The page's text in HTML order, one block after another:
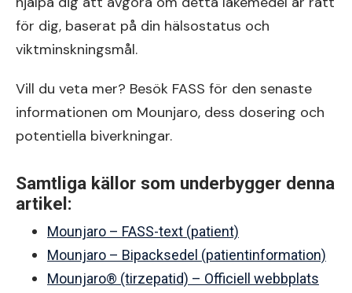
för dig, baserat på din hälsostatus och
viktminskningsmål.
Vill du veta mer? Besök FASS för den senaste
informationen om Mounjaro, dess dosering och
potentiella biverkningar.
Samtliga källor som underbygger denna
artikel:
Mounjaro – FASS-text (patient)
Mounjaro – Bipacksedel (patientinformation)
Mounjaro® (tirzepatid) – Officiell webbplats